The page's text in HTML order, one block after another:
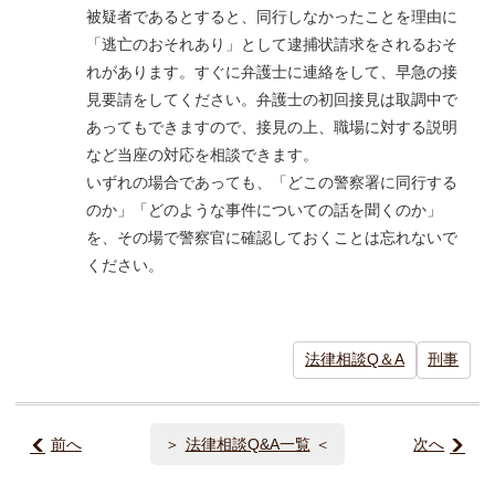
被疑者であるとすると、同行しなかったことを理由に
「逃亡のおそれあり」として逮捕状請求をされるおそ
れがあります。すぐに弁護士に連絡をして、早急の接
見要請をしてください。弁護士の初回接見は取調中で
あってもできますので、接見の上、職場に対する説明
など当座の対応を相談できます。
いずれの場合であっても、「どこの警察署に同行する
のか」「どのような事件についての話を聞くのか」
を、その場で警察官に確認しておくことは忘れないで
ください。
法律相談Q＆A 刑事
前へ 法律相談Q&A一覧 次へ